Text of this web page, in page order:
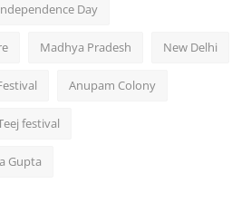
Day
Madhya Pradesh New Delhi
Anupam Colony
festival
Gupta